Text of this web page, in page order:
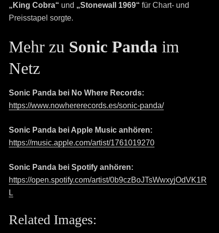
„King Cobra“ und „Stonewall 1969“ für Chart- und
Preisstapel sorgte.
Mehr zu Sonic Panda im
Netz
Sonic Panda bei No Where Records:
https://www.nowhererecords.es/sonic-panda/
Sonic Panda bei Apple Music anhören:
https://music.apple.com/artist/1761019270
Sonic Panda bei Spotify anhören:
https://open.spotify.com/artist/0b9czBoJTsWwxyjOdVK1R
L
Related Images: